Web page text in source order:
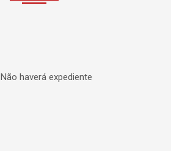
Não haverá expediente